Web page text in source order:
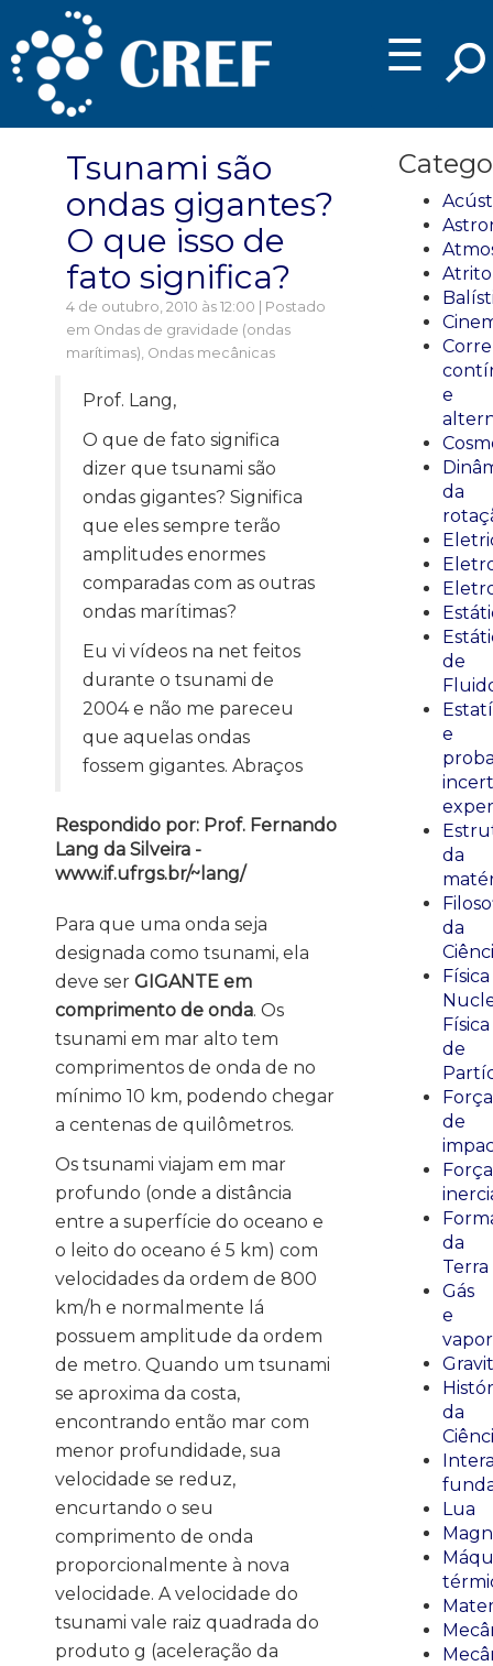
☰
Tsunami são
ondas gigantes?
O que isso de
fato significa?
4 de outubro, 2010 às 12:00 | Postado
em Ondas de gravidade (ondas
marítimas), Ondas mecânicas
Prof. Lang,
O que de fato significa
dizer que tsunami são
ondas gigantes? Significa
que eles sempre terão
amplitudes enormes
comparadas com as outras
ondas marítimas?
Eu vi vídeos na net feitos
durante o tsunami de
2004 e não me pareceu
que aquelas ondas
fossem gigantes. Abraços
Respondido por: Prof. Fernando
Lang da Silveira -
www.if.ufrgs.br/~lang/
Para que uma onda seja
designada como tsunami, ela
deve ser GIGANTE em
comprimento de onda. Os
tsunami em mar alto tem
comprimentos de onda de no
mínimo 10 km, podendo chegar
a centenas de quilômetros.
Os tsunami viajam em mar
profundo (onde a distância
entre a superfície do oceano e
o leito do oceano é 5 km) com
velocidades da ordem de 800
km/h e normalmente lá
possuem amplitude da ordem
de metro. Quando um tsunami
se aproxima da costa,
encontrando então mar com
menor profundidade, sua
velocidade se reduz,
encurtando o seu
comprimento de onda
proporcionalmente à nova
velocidade. A velocidade do
tsunami vale raiz quadrada do
produto g (aceleração da
Atrito
e
da
de
e
da
da
Física
Física
de
Força
de
da
Terra
Gás
e
vapor
da
Lua